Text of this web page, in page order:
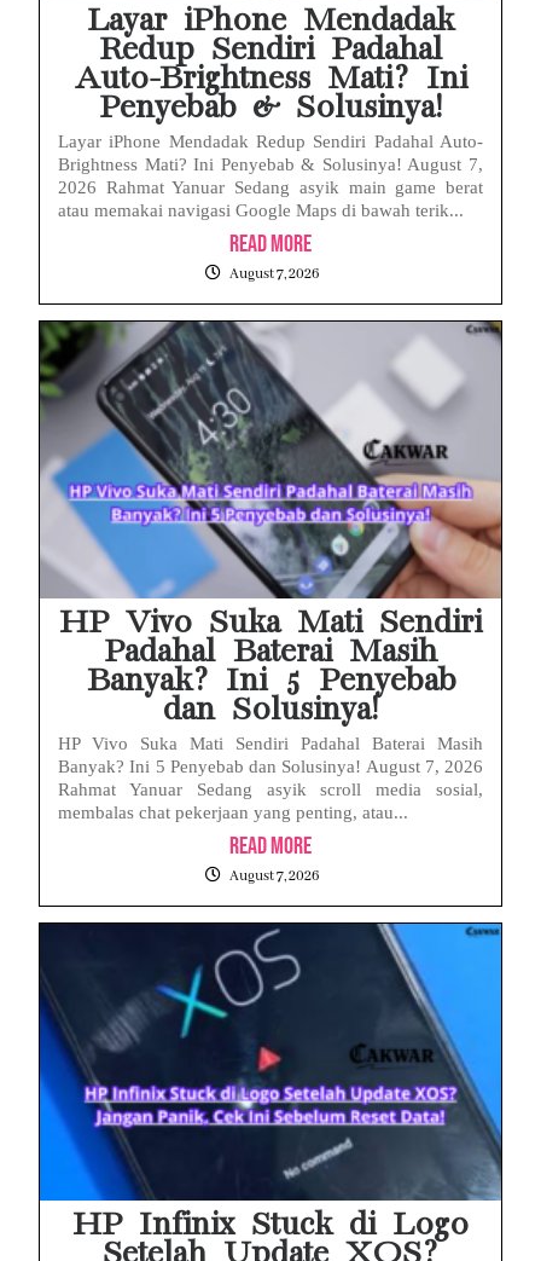
Layar iPhone Mendadak
Redup Sendiri Padahal
Auto-Brightness Mati? Ini
Penyebab & Solusinya!
Layar iPhone Mendadak Redup Sendiri Padahal Auto-
Brightness Mati? Ini Penyebab & Solusinya! August 7,
2026 Rahmat Yanuar Sedang asyik main game berat
atau memakai navigasi Google Maps di bawah terik...
Read More
August 7, 2026
HP Vivo Suka Mati Sendiri
Padahal Baterai Masih
Banyak? Ini 5 Penyebab
dan Solusinya!
HP Vivo Suka Mati Sendiri Padahal Baterai Masih
Banyak? Ini 5 Penyebab dan Solusinya! August 7, 2026
Rahmat Yanuar Sedang asyik scroll media sosial,
membalas chat pekerjaan yang penting, atau...
Read More
August 7, 2026
HP Infinix Stuck di Logo